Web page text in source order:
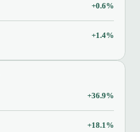
+0.6%
+1.4%
+36.9%
+18.1%